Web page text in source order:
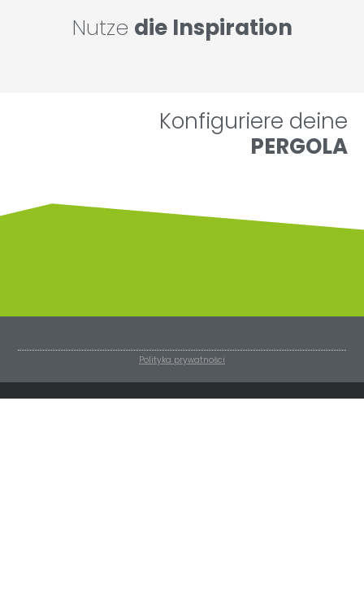
Nutze die Inspiration
Konfiguriere deine
PERGOLA
Polityka prywatności